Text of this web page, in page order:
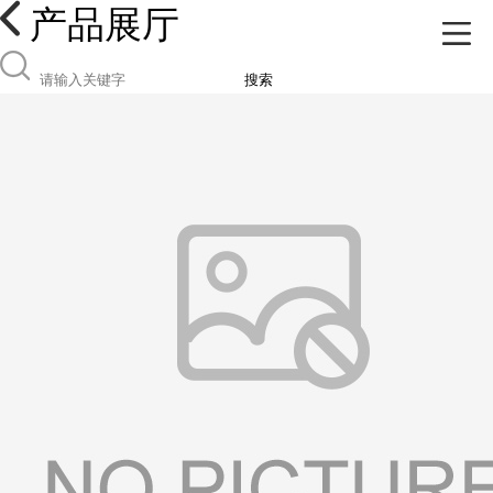
产品展厅
搜索